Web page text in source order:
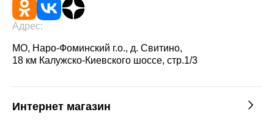
Адрес:
МО, Наро-Фоминский г.о., д. Свитино,
18 км Калужско-Киевского шоссе, стр.1/3
Интернет магазин